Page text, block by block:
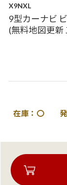
X9NXL
9型カーナビ
(無料地図更新
在庫：〇 発